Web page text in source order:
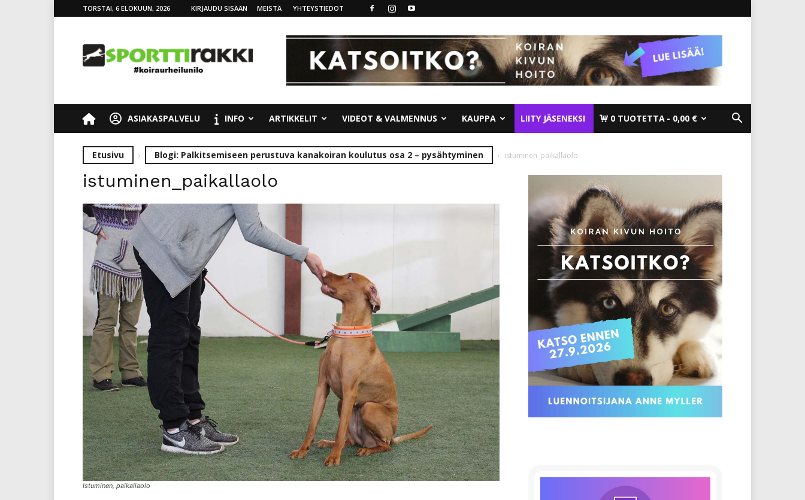
TORSTAI, 6 ELOKUUN, 2026 KIRJAUDU SISÄÄN MEISTÄ YHTEYSTIEDOT
ASIAKASPALVELU INFO ARTIKKELIT VIDEOT & VALMENNUS KAUPPA LIITY JÄSENEKSI 0 TUOTETTA 0,00 €
Etusivu Blogi: Palkitsemiseen perustuva kanakoiran koulutus osa 2 – pysähtyminen istuminen_paikallaolo
istuminen_paikallaolo
Istuminen, paikallaolo